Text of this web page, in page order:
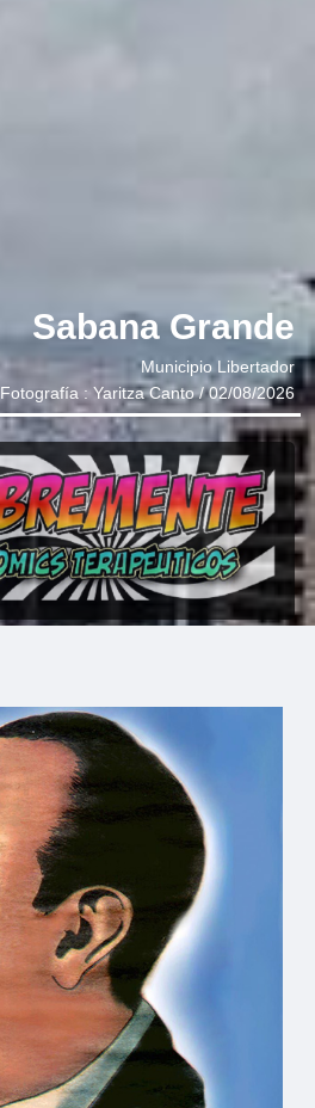
Sabana Grande
Municipio Libertador
Fotografía : Yaritza Canto / 02/08/2026